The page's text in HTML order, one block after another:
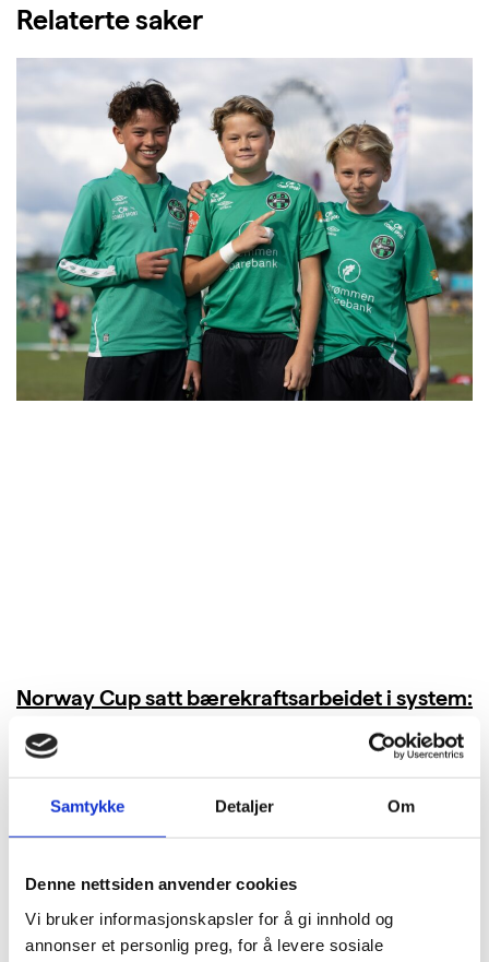
Samtykke Detaljer Om
Denne nettsiden anvender cookies
Vi bruker informasjonskapsler for å gi innhold og
annonser et personlig preg, for å levere sosiale
Relaterte saker
Norway Cup satt bærekraftsarbeidet i system:
LES MER